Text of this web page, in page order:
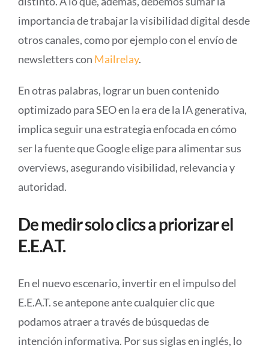
importancia de trabajar la visibilidad digital desde
otros canales, como por ejemplo con el envío de
newsletters con Mailrelay.
En otras palabras, lograr un buen contenido
optimizado para SEO en la era de la IA generativa,
implica seguir una estrategia enfocada en cómo
ser la fuente que Google elige para alimentar sus
overviews, asegurando visibilidad, relevancia y
autoridad.
De medir solo clics a priorizar el
E.E.A.T.
En el nuevo escenario, invertir en el impulso del
E.E.A.T. se antepone ante cualquier clic que
podamos atraer a través de búsquedas de
intención informativa. Por sus siglas en inglés, lo